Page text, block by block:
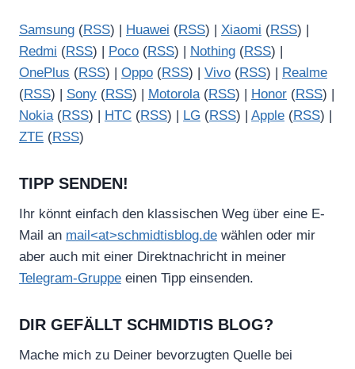
Samsung (RSS) | Huawei (RSS) | Xiaomi (RSS) |
Redmi (RSS) | Poco (RSS) | Nothing (RSS) |
OnePlus (RSS) | Oppo (RSS) | Vivo (RSS) |
Realme
(RSS) | Sony (RSS) | Motorola(RSS) | Honor (RSS) |
Nokia(RSS) | HTC (RSS) | LG (RSS) | Apple (RSS) |
ZTE (RSS)
TIPP SENDEN!
Ihr könnt einfach den klassischen Weg über eine E-
Mail an mail<at>schmidtisblog.de wählen oder mir
aber auch mit einer Direktnachricht in meiner
Telegram-Gruppe einen Tipp einsenden.
DIR GEFÄLLT SCHMIDTIS BLOG?
Mache mich zu Deiner bevorzugten Quelle bei